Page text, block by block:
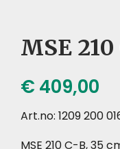
MSE 210
€ 409,00
Art.no: 1209 200
MSE 210 C-B, 35